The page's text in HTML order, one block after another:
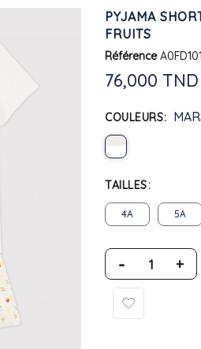
(hors promo)PYJAMA
FRUITS
Référence A0FD101
76,000 TND
COULEURS
TAILLES
4A 5A
- +